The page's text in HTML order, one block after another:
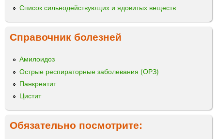
Список сильнодействующих и ядовитых веществ
Справочник болезней
Амилоидоз
Острые респираторные заболевания (ОРЗ)
Панкреатит
Цистит
Обязательно посмотрите: